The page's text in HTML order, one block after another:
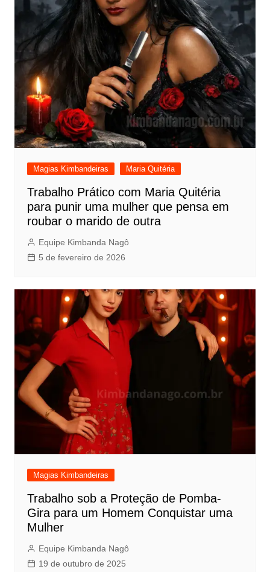
Magias Kimbandeiras Maria Quitéria
Trabalho Prático com Maria Quitéria
para punir uma mulher que pensa em
roubar o marido de outra
Equipe Kimbanda Nagô
5 de fevereiro de 2026
Magias Kimbandeiras
Trabalho sob a Proteção de Pomba-
Gira para um Homem Conquistar uma
Mulher
Equipe Kimbanda Nagô
19 de outubro de 2025